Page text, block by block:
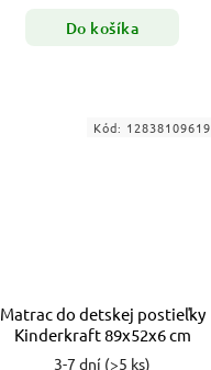
Do košíka
Matrac do detskej postieľky
Kinderkraft 89x52x6 cm
3-7 dní (>5 ks)
Kód: 12838109619